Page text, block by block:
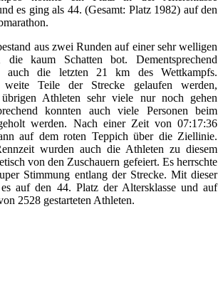
es ging als 44. (Gesamt: Platz 1982) auf den
aus zwei Runden auf einer sehr welligen
die kaum Schatten bot. Dementsprechend
auch die letzten 21 km des Wettkampfs.
weite Teile der Strecke gelaufen werden,
Athleten sehr viele nur noch gehen
konnten auch viele Personen beim
werden. Nach einer Zeit von 07:17:36
auf dem roten Teppich über die Ziellinie.
wurden auch die Athleten zu diesem
von den Zuschauern gefeiert. Es herrschte
Stimmung entlang der Strecke. Mit dieser
auf den 44. Platz der Altersklasse und auf
2528 gestarteten Athleten.